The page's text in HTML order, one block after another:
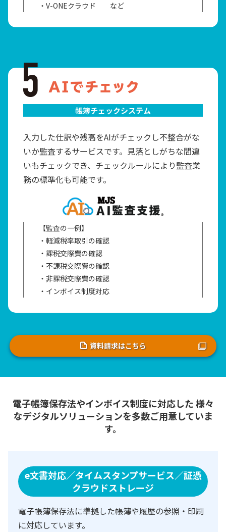
・V-ONEクラウド など
帳簿チェックシステム
入力した仕訳や残高をAIがチェックし不整合がな
いか監査するサービスです。見落としがちな間違
いもチェックでき、チェックルールにより監査業
務の標準化も可能です。
【監査の一例】
・軽減税率取引の確認
・課税交際費の確認
・不課税交際費の確認
・非課税交際費の確認
・インボイス制度対応
資料請求はこちら
電子帳簿保存法やインボイス制度に対応した様々
なデジタルソリューションを多数ご用意していま
す。
e文書対応／タイムスタンプサービス／証憑
クラウドストレージ
電子帳簿保存法に準拠した帳簿や履歴の参照・印刷
に対応しています。